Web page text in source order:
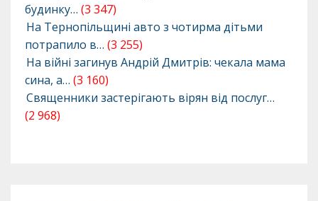
будинку… (3 347)
На Тернопільщині авто з чотирма дітьми
потрапило в… (3 255)
На війні загинув Андрій Дмитрів: чекала мама
сина, а… (3 160)
Священники застерігають вірян від послуг…
(2 968)